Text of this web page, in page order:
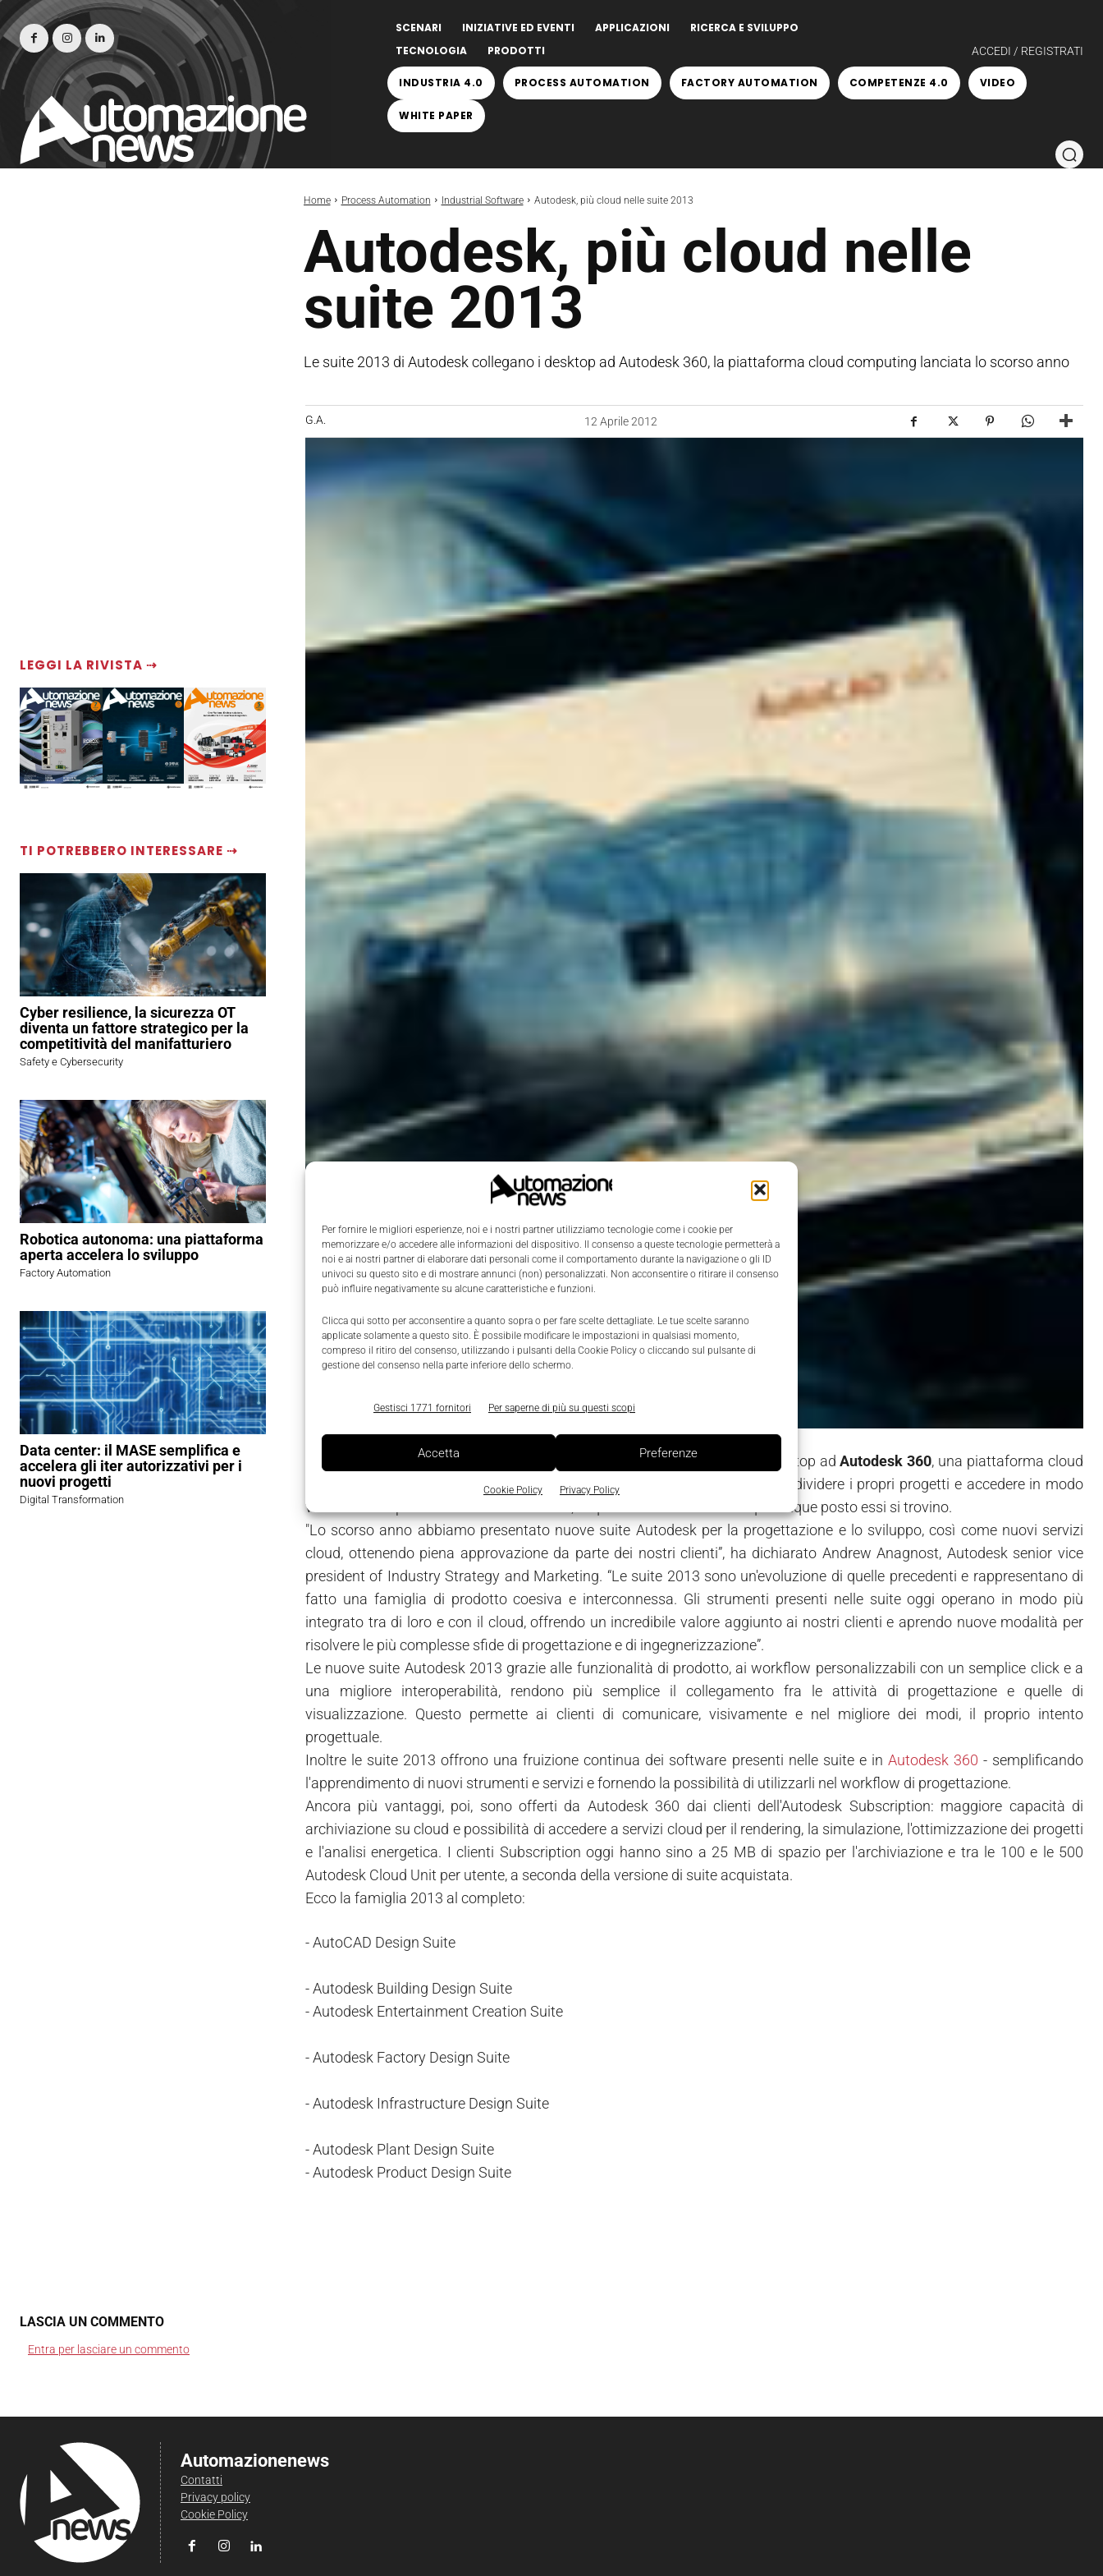
Per fornire le migliori esperienze, noi e i nostri partner utilizziamo tecnologie come i cookie per
memorizzare e/o accedere alle informazioni del dispositivo. Il consenso a queste tecnologie permetterà a
noi e ai nostri partner di elaborare dati personali come il comportamento durante la navigazione o gli ID
univoci su questo sito e di mostrare annunci (non) personalizzati. Non acconsentire o ritirare il consenso
può influire negativamente su alcune caratteristiche e funzioni.
Clicca qui sotto per acconsentire a quanto sopra o per fare scelte dettagliate. Le tue scelte saranno
applicate solamente a questo sito. È possibile modificare le impostazioni in qualsiasi momento,
compreso il ritiro del consenso, utilizzando i pulsanti della Cookie Policy o cliccando sul pulsante di
gestione del consenso nella parte inferiore dello schermo.
Gestisci 1771 fornitori Per saperne di più su questi scopi
Accetta Preferenze
Cookie Policy Privacy Policy
SCENARI INIZIATIVE ED EVENTI APPLICAZIONI
RICERCA E SVILUPPO
TECNOLOGIA
PRODOTTI ACCEDI / REGISTRATI
INDUSTRIA 4.0 PROCESS AUTOMATION FACTORY AUTOMATION COMPETENZE 4.0 VIDEO
WHITE PAPER
Home Process Automation Industrial Software Autodesk, più cloud nelle suite 2013
Autodesk, più cloud nelle
suite 2013
Le suite 2013 di Autodesk collegano i desktop ad Autodesk 360, la piattaforma cloud computing lanciata lo scorso anno
LEGGI LA RIVISTA ⇢
TI POTREBBERO INTERESSARE ⇢
Cyber resilience, la sicurezza OT
diventa un fattore strategico per la
competitività del manifatturiero
Safety e Cybersecurity
Robotica autonoma: una piattaforma
aperta accelera lo sviluppo
Factory Automation
Data center: il MASE semplifica e
accelera gli iter autorizzativi per i
nuovi progetti
Digital Transformation
G.A. 12 Aprile 2012
Le suite 2013 delle soluzioni Autodesk per la progettazione collegano i desktop adAutodesk 360, una piattaforma cloud
computing che offre agli utenti la possibilità di archiviare, modificare e condividere i propri progetti e accedere in modo
virtuale a una potenza elaborativa infinita, in qualsiasi momento e da qualunque posto essi si trovino.
"Lo scorso anno abbiamo presentato nuove suite Autodesk per la progettazione e lo sviluppo, così come nuovi servizi
cloud, ottenendo piena approvazione da parte dei nostri clienti”, ha dichiarato Andrew Anagnost, Autodesk senior vice
president of Industry Strategy and Marketing. “Le suite 2013 sono un'evoluzione di quelle precedenti e rappresentano di
fatto una famiglia di prodotto coesiva e interconnessa. Gli strumenti presenti nelle suite oggi operano in modo più
integrato tra di loro e con il cloud, offrendo un incredibile valore aggiunto ai nostri clienti e aprendo nuove modalità per
risolvere le più complesse sfide di progettazione e di ingegnerizzazione”.
Le nuove suite Autodesk 2013 grazie alle funzionalità di prodotto, ai workflow personalizzabili con un semplice click e a
una migliore interoperabilità, rendono più semplice il collegamento fra le attività di progettazione e quelle di
visualizzazione. Questo permette ai clienti di comunicare, visivamente e nel migliore dei modi, il proprio intento
progettuale.
Inoltre le suite 2013 offrono una fruizione continua dei software presenti nelle suite e in Autodesk 360 - semplificando
l'apprendimento di nuovi strumenti e servizi e fornendo la possibilità di utilizzarli nel workflow di progettazione.
Ancora più vantaggi, poi, sono offerti da Autodesk 360 dai clienti dell'Autodesk Subscription: maggiore capacità di
archiviazione su cloud e possibilità di accedere a servizi cloud per il rendering, la simulazione, l'ottimizzazione dei progetti
e l'analisi energetica. I clienti Subscription oggi hanno sino a 25 MB di spazio per l'archiviazione e tra le 100 e le 500
Autodesk Cloud Unit per utente, a seconda della versione di suite acquistata.
Ecco la famiglia 2013 al completo:
- AutoCAD Design Suite
- Autodesk Building Design Suite
- Autodesk Entertainment Creation Suite
- Autodesk Factory Design Suite
- Autodesk Infrastructure Design Suite
- Autodesk Plant Design Suite
- Autodesk Product Design Suite
LASCIA UN COMMENTO
Entra per lasciare un commento
Automazionenews
Contatti
Privacy policy
Cookie Policy